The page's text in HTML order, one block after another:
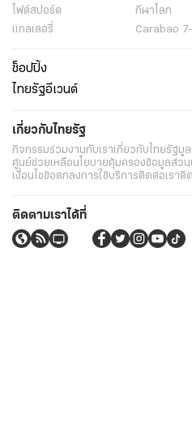
ไฟต์สปอร์ต
กีฬาโลก
แกลเลอรี่
Carabao
ช็อปปิ้ง
ไทยรัฐอีเวนต์
เกี่ยวกับไทยรัฐ
กิจกรรมร่วมงานกับเราเกี่ยวกับไทยรัฐมู
ศูนย์ช่วยเหลือนโยบายคุ้มครองข้อมูลส่ว
เงื่อนไขข้อตกลงการใช้บริการติดต่อเราติ
ติดตามเราได้ที่